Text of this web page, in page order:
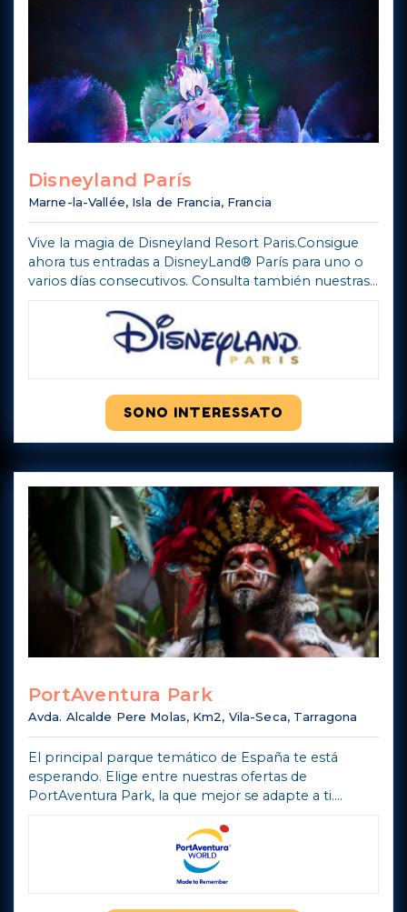
Disneyland París
Marne-la-Vallée, Isla de Francia, Francia
Vive la magia de Disneyland Resort Paris.Consigue
ahora tus entradas a DisneyLand® París para uno o
varios días consecutivos. Consulta también nuestras
DisneyLand y Parque Walt ...
SONO INTERESSATO
PortAventura Park
Avda. Alcalde Pere Molas, Km2, Vila-Seca, Tarragona
El principal parque temático de España te está
esperando. Elige entre nuestras ofertas de
PortAventura Park, la que mejor se adapte a ti.
Caribe Aquatic Park y Entradas con descue ...